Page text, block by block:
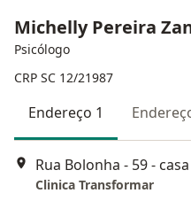
Michelly Pereira
Psicólogo
CRP SC 12/21987
Endereço 1
Rua Bolonha - 59 -
Clinica Transformar